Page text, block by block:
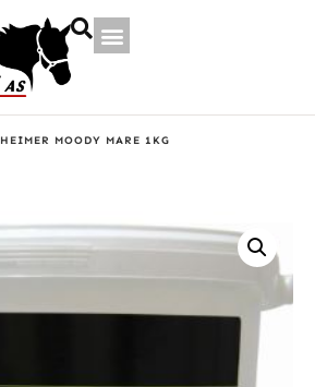
HEIMER MOODY MARE 1KG